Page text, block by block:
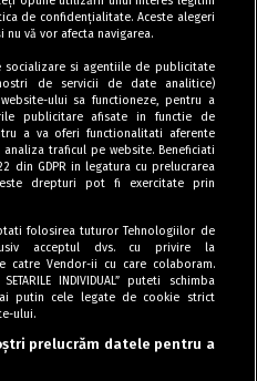
index
Antena 1
de confidențialitate. Aceste alegeri
vă vor afecta navigarea.
si agentiile de publicitate
de servicii de date analitice)
ului sa functioneze, pentru a
publicitare afisate in functie de
a va oferi functionalitati aferente
traficul pe website. Beneficiati
din GDPR in legatura cu prelucrarea
drepturi pot fi exercitate prin
folosirea tuturor Tehnologiilor de
acceptul dvs. cu privire la
catre Vendor-ii cu care colaboram.
INDIVIDUAL” puteti schimba
putin cele legate de cookie strict
ului.
prelucrăm datele pentru a